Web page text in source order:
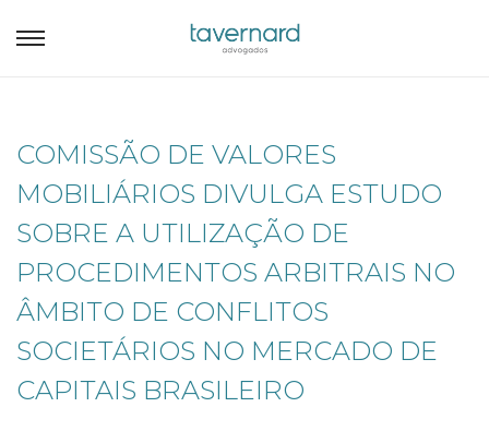
COMISSÃO DE VALORES
MOBILIÁRIOS DIVULGA ESTUDO
SOBRE A UTILIZAÇÃO DE
PROCEDIMENTOS ARBITRAIS NO
ÂMBITO DE CONFLITOS
SOCIETÁRIOS NO MERCADO DE
CAPITAIS BRASILEIRO